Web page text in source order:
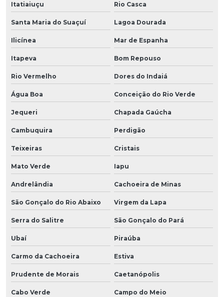
Itatiaiuçu Rio Casca
Santa Maria do Suaçuí Lagoa Dourada
Ilicínea Mar de Espanha
Itapeva Bom Repouso
Rio Vermelho Dores do Indaiá
Água Boa Conceição do Rio Verde
Jequeri Chapada Gaúcha
Cambuquira Perdigão
Teixeiras Cristais
Mato Verde Iapu
Andrelândia Cachoeira de Minas
São Gonçalo do Rio Abaixo Virgem da Lapa
Serra do Salitre São Gonçalo do Pará
Ubaí Piraúba
Carmo da Cachoeira Estiva
Prudente de Morais Caetanópolis
Cabo Verde Campo do Meio